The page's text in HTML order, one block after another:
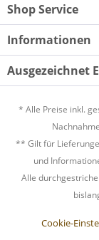
Shop Service
Informationen
Ausgezeichnet
* Alle Preise inkl.
** Gilt für
und
Alle
Cookie-